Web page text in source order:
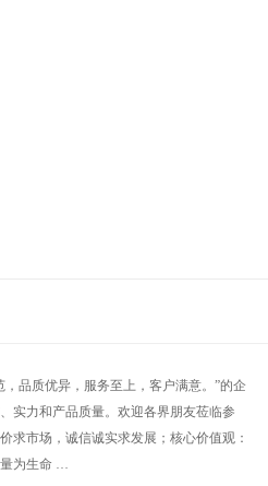
品质优异，服务至上，客户满意。”的企
实力和产品质量。欢迎各界朋友莅临参
求市场，诚信诚实求发展；核心价值观：
为生命 …